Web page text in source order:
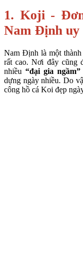
1. Koji -
Nam Định uy
Nam Định là một thành
rất cao. Nơi đây cũng
nhiều “đại gia ngầm”
dựng ngày nhiều. Do
công hồ cá Koi đẹp